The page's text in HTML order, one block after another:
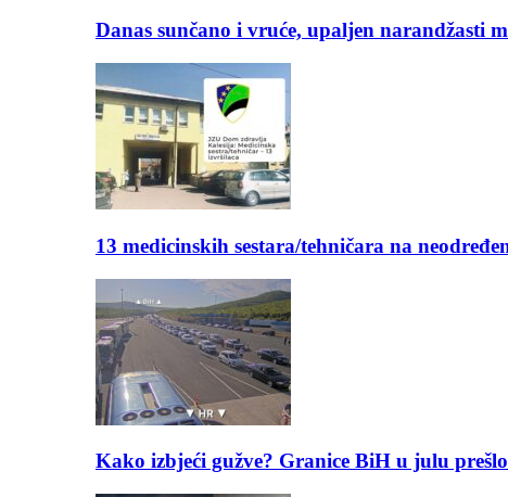
Danas sunčano i vruće, upaljen narandžasti
13 medicinskih sestara/tehničara na
Kako izbjeći gužve? Granice BiH u julu